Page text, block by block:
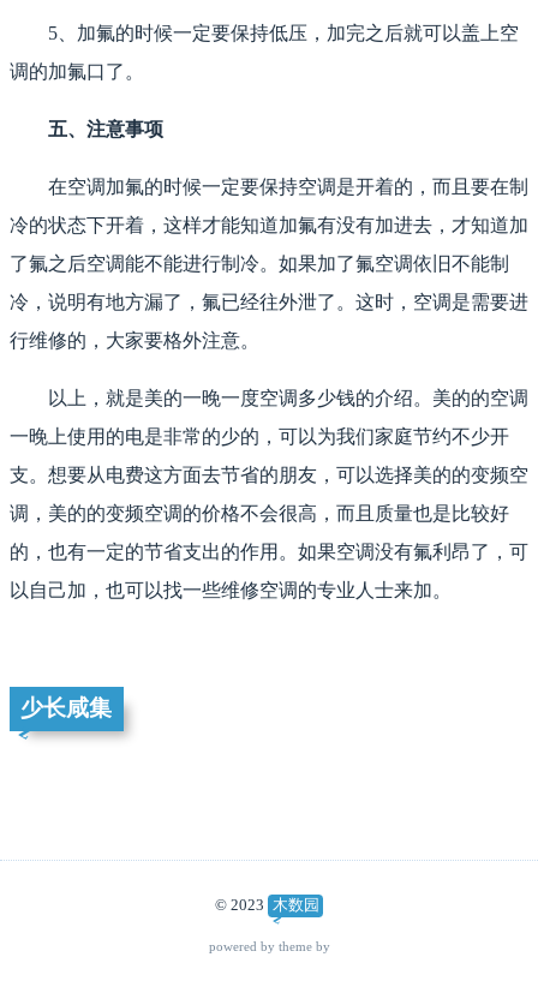
5、加氟的时候一定要保持低压，加完之后就可以盖上空
调的加氟口了。
五、注意事项
在空调加氟的时候一定要保持空调是开着的，而且要在制
冷的状态下开着，这样才能知道加氟有没有加进去，才知道加
了氟之后空调能不能进行制冷。如果加了氟空调依旧不能制
冷，说明有地方漏了，氟已经往外泄了。这时，空调是需要进
行维修的，大家要格外注意。
以上，就是美的一晚一度空调多少钱的介绍。美的的空调
一晚上使用的电是非常的少的，可以为我们家庭节约不少开
支。想要从电费这方面去节省的朋友，可以选择美的的变频空
调，美的的变频空调的价格不会很高，而且质量也是比较好
的，也有一定的节省支出的作用。如果空调没有氟利昂了，可
以自己加，也可以找一些维修空调的专业人士来加。
少长咸集
© 2023 木数园
powered by theme by